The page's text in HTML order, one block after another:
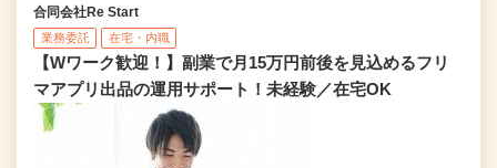
合同会社Re Start
業務委託 在宅・内職
【Wワーク歓迎！】副業で月15万円前後を見込めるフリ
マアプリ出品の運用サポート！未経験／在宅OK